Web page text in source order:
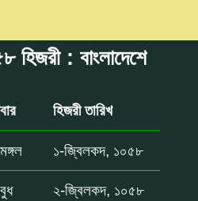
: বাংলাদেশে
বার হিজরী তারিখ
মঙ্গল ১-জ্বিলকদ, ১০৫৮
বুধ ২-জ্বিলকদ, ১০৫৮